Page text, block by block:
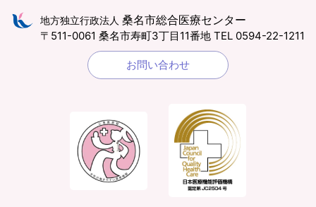
地方独立行政法人 桑名市総合医療センター
〒511-0061 桑名市寿町3丁目11番地 TEL 0594-22-1211
お問い合わせ